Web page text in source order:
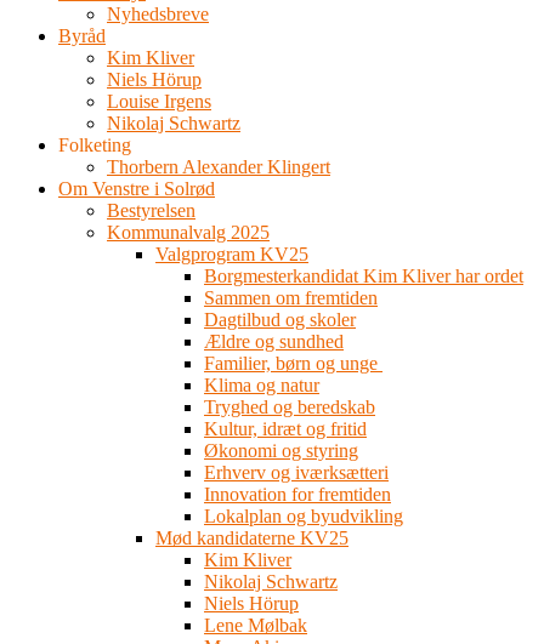
Nyhedsbreve
Byråd
Kim Kliver
Niels Hörup
Louise Irgens
Nikolaj Schwartz
Folketing
Thorbern Alexander Klingert
Om Venstre i Solrød
Bestyrelsen
Kommunalvalg 2025
Valgprogram KV25
Borgmesterkandidat Kim Kliver har ordet
Sammen om fremtiden
Dagtilbud og skoler
Ældre og sundhed
Familier, børn og unge
Klima og natur
Tryghed og beredskab
Kultur, idræt og fritid
Økonomi og styring
Erhverv og iværksætteri
Innovation for fremtiden
Lokalplan og byudvikling
Mød kandidaterne KV25
Kim Kliver
Nikolaj Schwartz
Niels Hörup
Lene Mølbak